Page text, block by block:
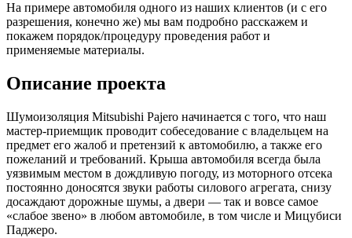
На примере автомобиля одного из наших клиентов (и с его
разрешения, конечно же) мы вам подробно расскажем и
покажем порядок/процедуру проведения работ и
применяемые материалы.
Описание проекта
Шумоизоляция Mitsubishi Pajero начинается с того, что наш
мастер-приемщик проводит собеседование с владельцем на
предмет его жалоб и претензий к автомобилю, а также его
пожеланий и требований. Крыша автомобиля всегда была
уязвимым местом в дождливую погоду, из моторного отсека
постоянно доносятся звуки работы силового агрегата, снизу
досаждают дорожные шумы, а двери — так и вовсе самое
«слабое звено» в любом автомобиле, в том числе и Мицубиси
Паджеро.